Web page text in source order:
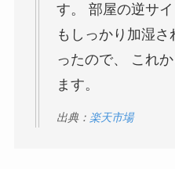
す。 部屋の逆サ
もしっかり加湿
ったので、 これ
ます。
出典： 楽天市場